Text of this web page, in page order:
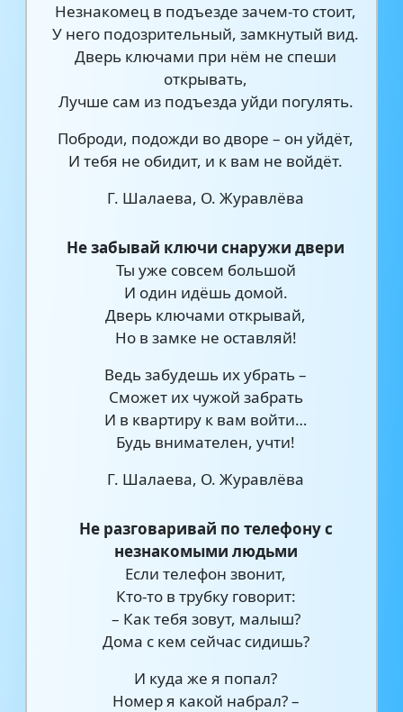
Незнакомец в подъезде зачем-то стоит,
У него подозрительный, замкнутый вид.
Дверь ключами при нём не спеши
открывать,
Лучше сам из подъезда уйди погулять.
Поброди, подожди во дворе – он уйдёт,
И тебя не обидит, и к вам не войдёт.
Г. Шалаева, О. Журавлёва
Не забывай ключи снаружи двери
Ты уже совсем большой
И один идёшь домой.
Дверь ключами открывай,
Но в замке не оставляй!
Ведь забудешь их убрать –
Сможет их чужой забрать
И в квартиру к вам войти…
Будь внимателен, учти!
Г. Шалаева, О. Журавлёва
Не разговаривай по телефону с
незнакомыми людьми
Если телефон звонит,
Кто-то в трубку говорит:
– Как тебя зовут, малыш?
Дома с кем сейчас сидишь?
И куда же я попал?
Номер я какой набрал? –